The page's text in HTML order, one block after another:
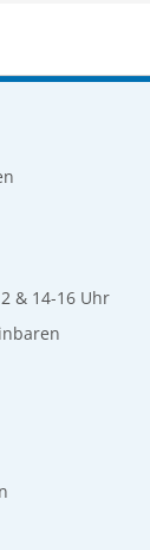
& 14-16 Uhr